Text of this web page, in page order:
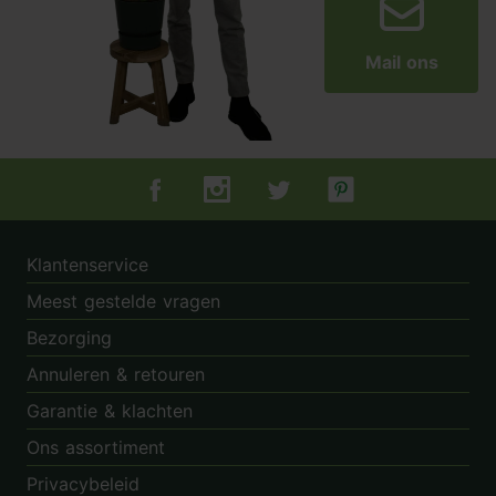
Mail ons
Tuincentrum.nl op Facebook
Tuincentrum.nl op Instagram
Tuincentrum.nl op Twitter
Tuincentrum.nl op
Klantenservice
Meest gestelde vragen
Bezorging
Annuleren & retouren
Garantie & klachten
Ons assortiment
Privacybeleid